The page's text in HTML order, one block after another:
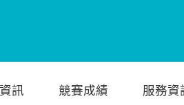
訊 競賽成績 服務資